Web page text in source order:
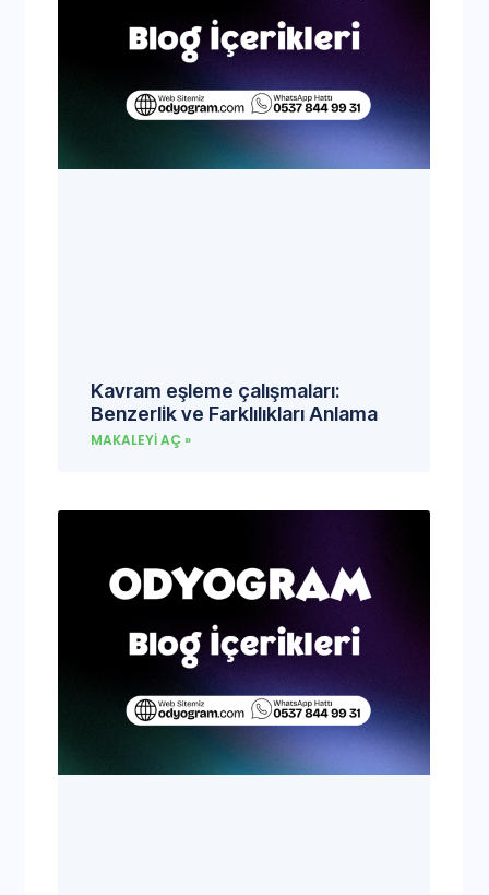
Kavram eşleme çalışmaları:
Benzerlik ve Farklılıkları Anlama
MAKALEYI AÇ »